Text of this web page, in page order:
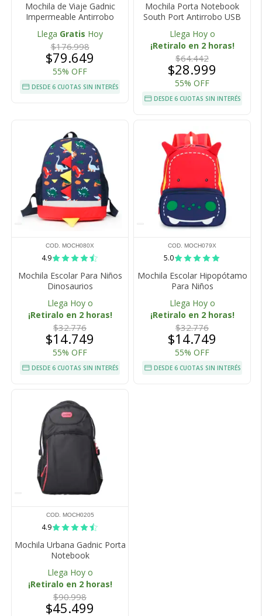
Mochila de Viaje Gadnic
Impermeable Antirrobo
Llega Gratis Hoy
$176.998
$79.649
55% OFF
DESDE 6 CUOTAS SIN INTERÉS
Mochila Porta Notebook
South Port Antirrobo USB
Llega Hoy o
¡Retiralo en 2 horas!
$64.442
$28.999
55% OFF
DESDE 6 CUOTAS SIN INTERÉS
COD. MOCH080X
4.9
Mochila Escolar Para Niños
Dinosaurios
Llega Hoy o
¡Retiralo en 2 horas!
$32.776
$14.749
55% OFF
DESDE 6 CUOTAS SIN INTERÉS
COD. MOCH079X
5.0
Mochila Escolar Hipopótamo
Para Niños
Llega Hoy o
¡Retiralo en 2 horas!
$32.776
$14.749
55% OFF
DESDE 6 CUOTAS SIN INTERÉS
COD. MOCH0205
4.9
Mochila Urbana Gadnic Porta
Notebook
Llega Hoy o
¡Retiralo en 2 horas!
$90.998
$45.499